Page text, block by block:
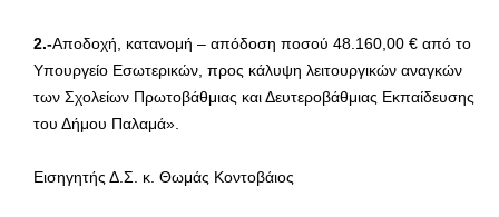
2.-Αποδοχή, κατανομή – απόδοση ποσού 48.160,00 € από το
Υπουργείο Εσωτερικών, προς κάλυψη λειτουργικών αναγκών
των Σχολείων Πρωτοβάθμιας και Δευτεροβάθμιας Εκπαίδευσης
του Δήμου Παλαμά».
Εισηγητής Δ.Σ. κ. Θωμάς Κοντοβάιος